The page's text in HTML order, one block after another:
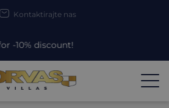
discount!
Kontaktirajte nas